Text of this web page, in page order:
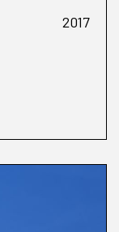
2017